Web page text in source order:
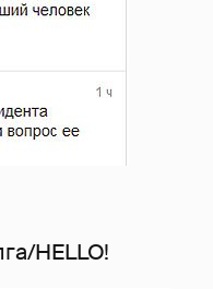
HELLO!